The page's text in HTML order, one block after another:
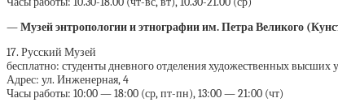
— Музей энтропологии и этнографии им. Петра Великого
17. Русский Музей
бесплатно: студенты дневного отделения художественных
Адрес: ул. Инженерная, 4
Часы работы: 10:00 — 18:00 (ср, пт-пн), 13:00 — 21:00 (чт)